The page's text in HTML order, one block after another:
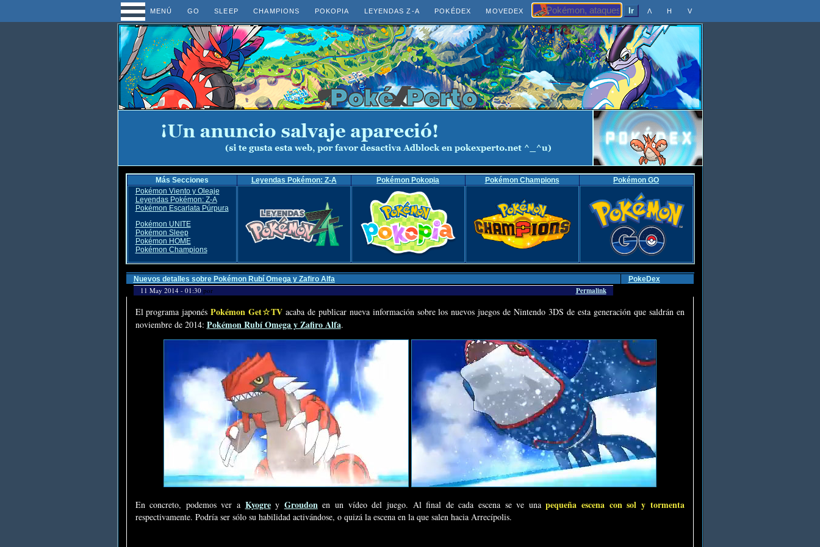
MENÚ GO SLEEP CHAMPIONS POKOPIA LEYENDAS Z-A POKÉDEX MOVEDEX Λ H V
Más Secciones Leyendas Pokémon: Z-A Pokémon Pokopia Pokémon Champions
Pokémon GO
Pokémon Viento y Oleaje
Leyendas Pokémon: Z-A
Pokémon Escarlata Púrpura
Pokémon UNITE
Pokémon Sleep
Pokémon HOME
Pokémon Champions
Nuevos detalles sobre Pokémon Rubí Omega y Zafiro Alfa PokeDex
11 May 2014 - 01:30 por Permalink
El programa japonésPokémon Get☆TV acaba de publicar nueva información sobre los nuevos juegos de Nintendo 3DS de esta generación que saldrán en
noviembre de 2014: Pokémon Rubí Omega y Zafiro Alfa.
En concreto, podemos ver a Kyogrey Groudonen un vídeo del juego. Al final de cada escena se ve unapequeña escena con sol y tormenta
respectivamente. Podría ser sólo su habilidad activándose, o quizá la escena en la que salen hacia Arrecípolis.